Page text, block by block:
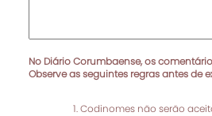
No Diário Corumbaense, os
Observe as seguintes regras antes de
Codinomes não serão